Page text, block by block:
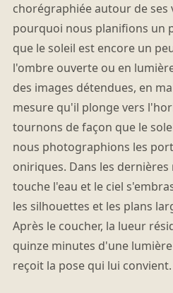
chorégraphiée autour de ses
pourquoi nous planifions un
que le soleil est encore un
l'ombre ouverte ou en
des images détendues, en
mesure qu'il plonge vers
tournons de façon que le
nous photographions les
oniriques. Dans les
touche l'eau et le ciel
les silhouettes et les plans
Après le coucher, la lueur
quinze minutes d'une
reçoit la pose qui lui convient.